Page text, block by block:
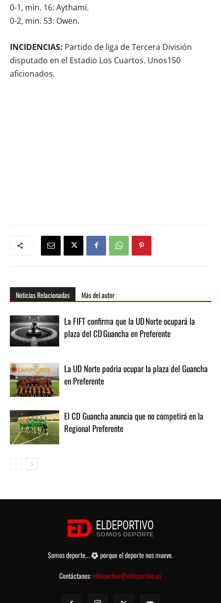
0-1, min. 16: Aythami.
0-2, min. 53: Owen.
INCIDENCIAS: Partido de liga de Tercera División
disputado en el Estadio Los Cuartos. Unos150
aficionados.
Noticias Relacionadas Más del autor
La FIFT confirma que la UD Norte ocupará la
plaza del CD Guancha en Preferente
La UD Norte podria ocupar la plaza del Guancha
en Preferente
El CD Guancha anuncia que no competirá en la
Regional Preferente
Somos deporte...
porque el deporte nos mueve.
Contáctanos:eldeportivo@eldeportivo.es